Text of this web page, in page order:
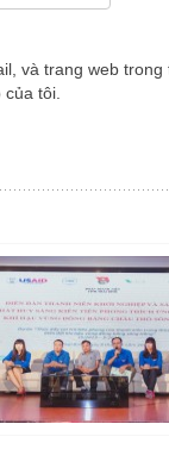
và trang web
tôi.